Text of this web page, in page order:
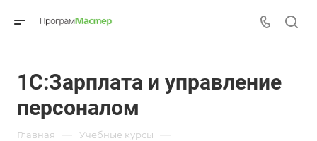
1С:Зарплата и управление
персоналом
Главная Учебные курсы